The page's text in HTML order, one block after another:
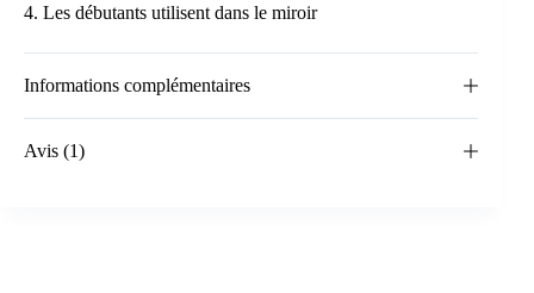
4. Les débutants utilisent dans le miroir
Informations complémentaires
Avis (1)